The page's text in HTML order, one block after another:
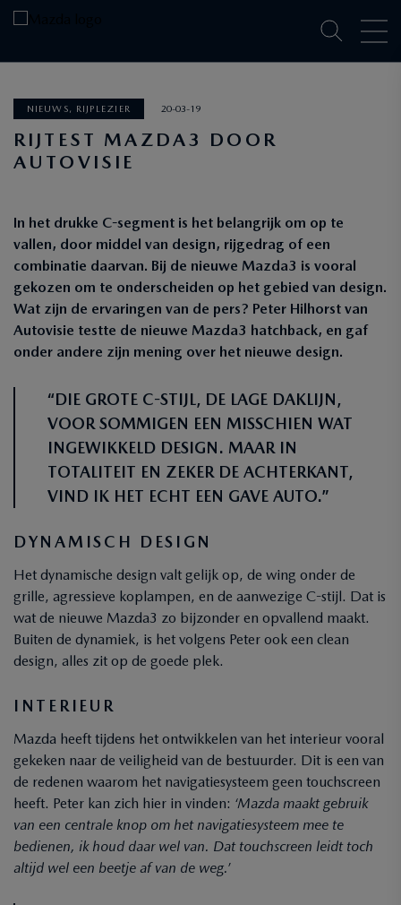
NIEUWS, RIJPLEZIER 20-03-19
RIJTEST MAZDA3 DOOR
AUTOVISIE
In het drukke C-segment is het belangrijk om op te
vallen, door middel van design, rijgedrag of een
combinatie daarvan. Bij de nieuwe Mazda3 is vooral
gekozen om te onderscheiden op het gebied van design.
Wat zijn de ervaringen van de pers? Peter Hilhorst van
Autovisie testte de nieuwe Mazda3 hatchback, en gaf
onder andere zijn mening over het nieuwe design.
“DIE GROTE C-STIJL, DE LAGE DAKLIJN,
VOOR SOMMIGEN EEN MISSCHIEN WAT
INGEWIKKELD DESIGN. MAAR IN
TOTALITEIT EN ZEKER DE ACHTERKANT,
VIND IK HET ECHT EEN GAVE AUTO.”
DYNAMISCH DESIGN
Het dynamische design valt gelijk op, de wing onder de
grille, agressieve koplampen, en de aanwezige C-stijl. Dat is
wat de nieuwe Mazda3 zo bijzonder en opvallend maakt.
Buiten de dynamiek, is het volgens Peter ook een clean
design, alles zit op de goede plek.
INTERIEUR
Mazda heeft tijdens het ontwikkelen van het interieur vooral
gekeken naar de veiligheid van de bestuurder. Dit is een van
de redenen waarom het navigatiesysteem geen touchscreen
heeft. Peter kan zich hier in vinden: ‘Mazda maakt gebruik
van een centrale knop om het navigatiesysteem mee te
bedienen, ik houd daar wel van. Dat touchscreen leidt toch
altijd wel een beetje af van de weg.’